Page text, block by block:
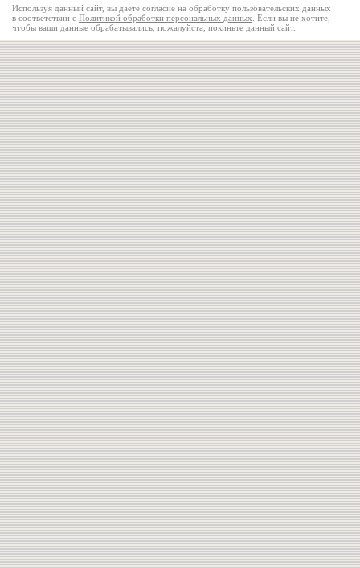
Используя данный сайт, вы даёте согласие на обработку пользовательских данных
в соответствии с Политикой обработки персональных данных . Если вы не хотите,
чтобы ваши данные обрабатывались, пожалуйста, покиньте данный сайт.